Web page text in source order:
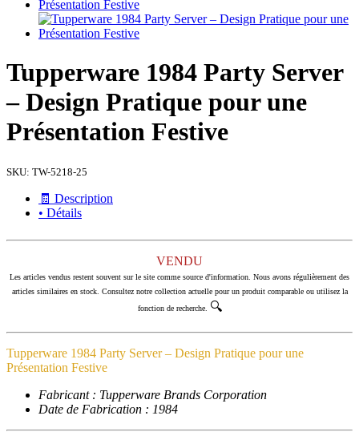
Tupperware 1984 Party Server
– Design Pratique pour une
Présentation Festive
SKU: TW-5218-25
🧾 Description
• Détails
VENDU
Les articles vendus restent souvent sur le site comme source d'information. Nous avons régulièrement des
articles similaires en stock. Consultez notre collection actuelle pour un produit comparable ou utilisez la
fonction de recherche.
🔍
Tupperware 1984 Party Server – Design Pratique pour une
Présentation Festive
Fabricant : Tupperware Brands Corporation
Date de Fabrication : 1984